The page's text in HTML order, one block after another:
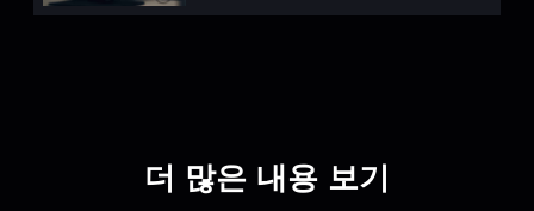
더 많은 내용 보기